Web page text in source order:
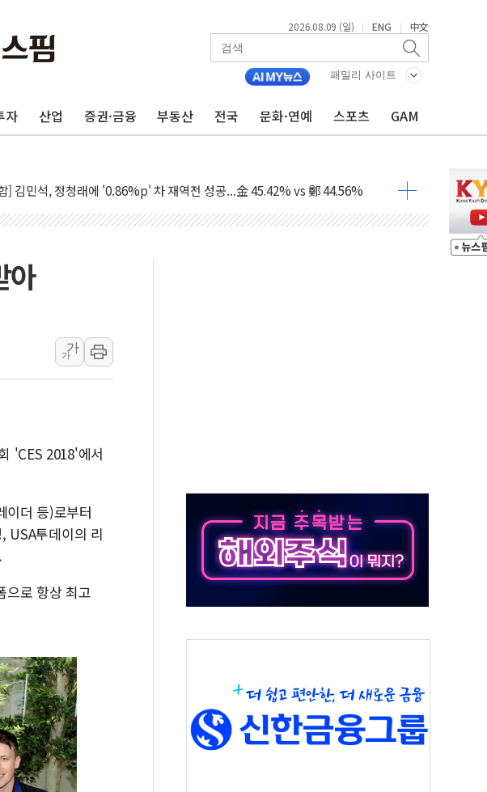
2026.08.09 (일) | ENG | 中文
패밀리 사이트
자 산업 증권·금융 부동산 전국 문화·연예 스포츠 GAM
시 재난예산 40억 긴급 투입…고수온 양식장 복구·지원 '총력'
·영덕 '호우특보'-포항 '산사태 주의보'...경북도, 호우 피해·통제구간 없어
합동연설회 나선 송영길·정청래·김민석 당대표 후보
석, 2주차 제주·인천 경선서 정청래에 승리...47.75% vs 42.08%
] 민주, 제주·인천 경선 결과 발표...김민석 47.75% 정청래 42.08%
보] 민주, 인천 경선 결과 발표...김민석 45.09% 정청래 43.27% 송영길 11.63%
주 국내 주요 금융일정(8.10~8.14)
이란전 출구전략 만지작…공습 한계·탄약 부족 현실화
·동해·삼척 시간당 최대 50㎜ 폭우…강원 동해안 강한 비 이어져
통령 "결혼 때문에 손해 보는 일 없게"…'결혼 페널티' 22개 과제 손본다
애, '위안부' 피해자 기림의 날 참석..."국제적 시민 연대로 목소리 내야"
선재도 갯벌서 해루질 중 실종 60대 나흘만에 숨진 채 발견
서 말다툼 중 어머니 흉기 살해 10대 아들 체포
합' 꺼낸 김민석에 '뻔뻔' 받아친 정청래…제주 연설서 신경전 고조
아
가
가
'CES 2018'에서
이더 등)로부터
USA투데이의 리
으로 항상 최고